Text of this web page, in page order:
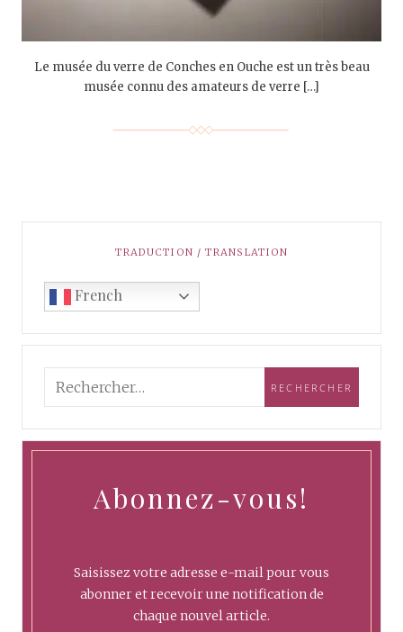
Le musée du verre de Conches en Ouche est un très beau
musée connu des amateurs de verre […]
TRADUCTION / TRANSLATION
French
Abonnez-vous!
Saisissez votre adresse e-mail pour vous
abonner et recevoir une notification de
chaque nouvel article.